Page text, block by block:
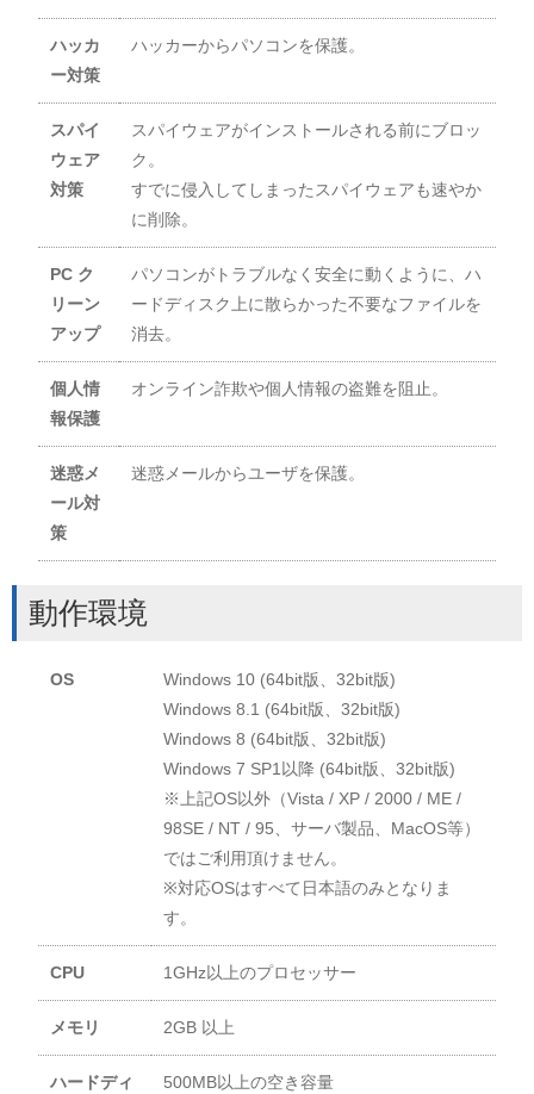
ハッカ
ー対策
ハッカーからパソコンを保護。
スパイ
ウェア
対策
スパイウェアがインストールされる前にブロッ
ク。
すでに侵入してしまったスパイウェアも速やか
に削除。
PC ク
リーン
アップ
パソコンがトラブルなく安全に動くように、ハ
ードディスク上に散らかった不要なファイルを
消去。
個人情
報保護
オンライン詐欺や個人情報の盗難を阻止。
迷惑メ
ール対
策
迷惑メールからユーザを保護。
動作環境
OS
Windows 10 (64bit版、32bit版)
Windows 8.1 (64bit版、32bit版)
Windows 8 (64bit版、32bit版)
Windows 7 SP1以降 (64bit版、32bit版)
※上記OS以外（Vista / XP / 2000 / ME /
98SE / NT / 95、サーバ製品、MacOS等）
ではご利用頂けません。
※対応OSはすべて日本語のみとなりま
す。
CPU 1GHz以上のプロセッサー
メモリ 2GB 以上
ハードディ
500MB以上の空き容量